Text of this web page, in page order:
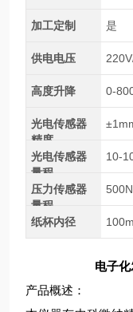
加工定制 是
供电电压
高度升降 0-
光电传感器
精度
光电传感器
量程
10-
压力传感器
量程
500N
纸杯内径
电子
产品概述：